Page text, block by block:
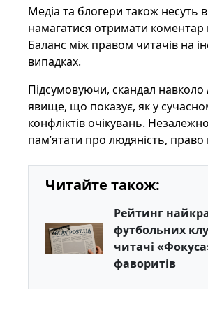
Медіа та блогери також несуть
намагатися отримати коментар
Баланс між правом читачів на
випадках.
Підсумовуючи, скандал навколо
явище, що показує, як у
конфліктів очікувань.
пам’ятати про людяність, право
Читайте також:
Рейтинг
футбольних
читачі
фаворитів